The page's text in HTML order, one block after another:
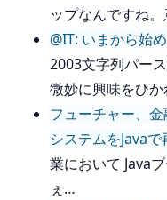
ップなんですね。
@IT: いまから始
2003文字列パー
微妙に興味をひか
フューチャー、
システムをJava
業において Java
ぇ…